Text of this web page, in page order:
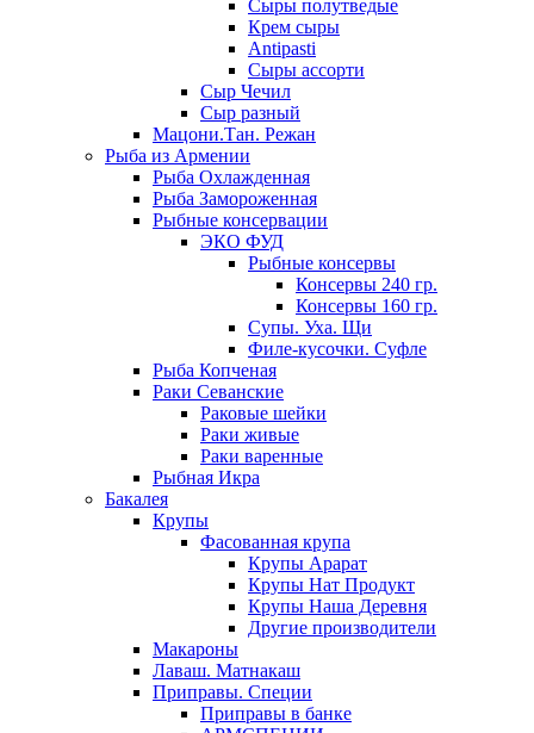
Сыры полутведые
Крем сыры
Antipasti
Сыры ассорти
Сыр Чечил
Сыр разный
Мацони.Тан. Режан
Рыба из Армении
Рыба Охлажденная
Рыба Замороженная
Рыбные консервации
ЭКО ФУД
Рыбные консервы
Консервы 240 гр.
Консервы 160 гр.
Супы. Уха. Щи
Филе-кусочки. Суфле
Рыба Копченая
Раки Севанские
Раковые шейки
Раки живые
Раки варенные
Рыбная Икра
Бакалея
Крупы
Фасованная крупа
Крупы Арарат
Крупы Нат Продукт
Крупы Наша Деревня
Другие производители
Макароны
Лаваш. Матнакаш
Приправы. Специи
Приправы в банке